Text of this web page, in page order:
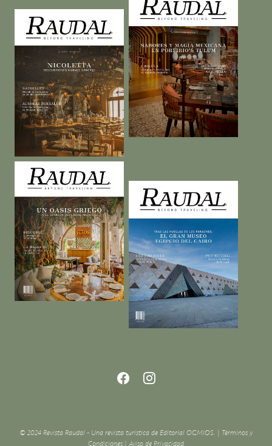
© 2024 Revista Raudal - Una revista turística de Editorial OGMIOS. | Términos y
Condiciones
Aviso de Privacidad